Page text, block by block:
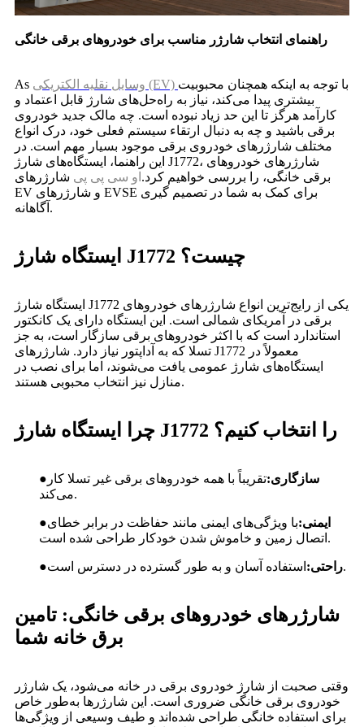
راهنمای انتخاب شارژر مناسب برای خودروهای برقی خانگی
As وسایل نقلیه الکتریکی (EV) با توجه به اینکه همچنان محبوبیت
بیشتری پیدا می‌کند، نیاز به راه‌حل‌های شارژ قابل اعتماد و
کارآمد هرگز تا این حد زیاد نبوده است. چه مالک جدید خودروی
برقی باشید و چه به دنبال ارتقاء سیستم فعلی خود، درک انواع
مختلف شارژرهای خودروی برقی موجود بسیار مهم است. در
این راهنما، ایستگاه‌های شارژ J1772، شارژرهای خودروهای
برقی خانگی، را بررسی خواهیم کرد. او سی پی پی شارژرهای
EV و شارژرهای EVSE برای کمک به شما در تصمیم گیری
آگاهانه.
ایستگاه شارژ J1772 چیست؟
ایستگاه شارژ J1772 یکی از رایج‌ترین انواع شارژرهای خودروهای
برقی در آمریکای شمالی است. این ایستگاه دارای یک کانکتور
استاندارد است که با اکثر خودروهای برقی سازگار است، به جز
تسلا که به آداپتور نیاز دارد. شارژرهای J1772 معمولاً در
ایستگاه‌های شارژ عمومی یافت می‌شوند، اما برای نصب در
منازل نیز انتخاب محبوبی هستند.
چرا ایستگاه شارژ J1772 را انتخاب کنیم؟
● سازگاری:تقریباً با همه خودروهای برقی غیر تسلا کار
می‌کند.
● ایمنی:با ویژگی‌های ایمنی مانند حفاظت در برابر خطای
اتصال زمین و خاموش شدن خودکار طراحی شده است.
● راحتی:استفاده آسان و به طور گسترده در دسترس است.
شارژرهای خودروهای برقی خانگی: تامین
برق خانه شما
وقتی صحبت از شارژ خودروی برقی در خانه می‌شود، یک شارژر
خودروی برقی خانگی ضروری است. این شارژرها به‌طور خاص
برای استفاده خانگی طراحی شده‌اند و طیف وسیعی از ویژگی‌ها